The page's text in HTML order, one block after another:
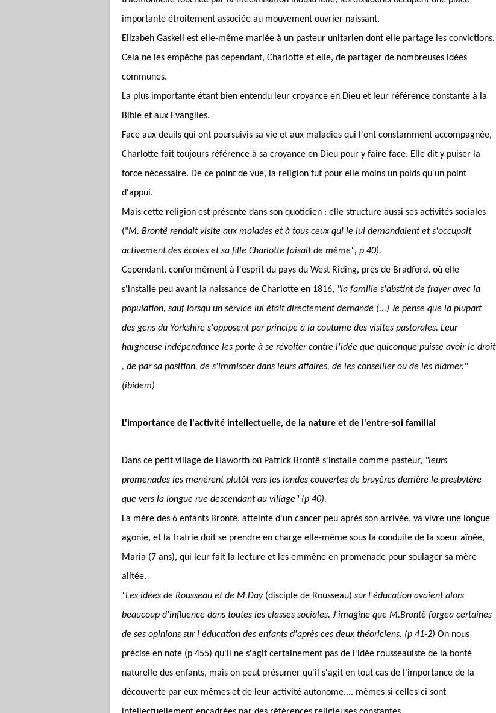
importante étroitement associée au mouvement ouvrier naissant.
Elizabeh Gaskell est elle-même mariée à un pasteur unitarien dont elle partage les convictions.
Cela ne les empêche pas cependant, Charlotte et elle, de partager de nombreuses idées
communes.
La plus importante étant bien entendu leur croyance en Dieu et leur référence constante à la
Bible et aux Evangiles.
Face aux deuils qui ont poursuivis sa vie et aux maladies qui l'ont constamment accompagnée,
Charlotte fait toujours référence à sa croyance en Dieu pour y faire face. Elle dit y puiser la
force nécessaire. De ce point de vue, la religion fut pour elle moins un poids qu'un point
d'appui.
Mais cette religion est présente dans son quotidien : elle structure aussi ses activités sociales
("M. Brontë rendait visite aux malades et à tous ceux qui le lui demandaient et s'occupait
activement des écoles et sa fille Charlotte faisait de même", p 40).
Cependant, conformément à l'esprit du pays du West Riding, près de Bradford, où elle
s'installe peu avant la naissance de Charlotte en 1816, "la famille s'abstint de frayer avec la
population, sauf lorsqu'un service lui était directement demandé (...) Je pense que la plupart
des gens du Yorkshire s'opposent par principe à la coutume des visites pastorales. Leur
hargneuse indépendance les porte à se révolter contre l'idée que quiconque puisse avoir le droit
, de par sa position, de s'immiscer dans leurs affaires, de les conseiller ou de les blâmer."
(ibidem)
L'importance de l'activité intellectuelle, de la nature et de l'entre-soi familial
Dans ce petit village de Haworth où Patrick Brontë s'installe comme pasteur, "leurs
promenades les menèrent plutôt vers les landes couvertes de bruyères derrière le presbytère
que vers la longue rue descendant au village" (p 40).
La mère des 6 enfants Brontë, atteinte d'un cancer peu après son arrivée, va vivre une longue
agonie, et la fratrie doit se prendre en charge elle-même sous la conduite de la soeur aînée,
Maria (7 ans), qui leur fait la lecture et les emmène en promenade pour soulager sa mère
alitée.
"Les idées de Rousseau et de M.Day (disciple de Rousseau) sur l'éducation avaient alors
beaucoup d'influence dans toutes les classes sociales. J'imagine que M.Brontë forgea certaines
de ses opinions sur l'éducation des enfants d'après ces deux théoriciens. (p 41-2) On nous
précise en note (p 455) qu'il ne s'agit certainement pas de l'idée rousseauiste de la bonté
naturelle des enfants, mais on peut présumer qu'il s'agit en tout cas de l'importance de la
découverte par eux-mêmes et de leur activité autonome.... mêmes si celles-ci sont